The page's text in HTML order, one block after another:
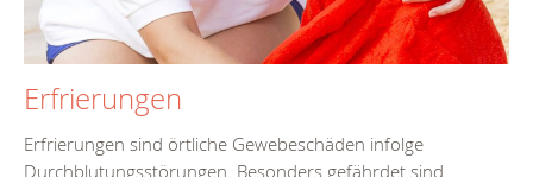
Erfrierungen
Erfrierungen sind örtliche Gewebeschäden infolge
Durchblutungsstörungen. Besonders gefährdet sind